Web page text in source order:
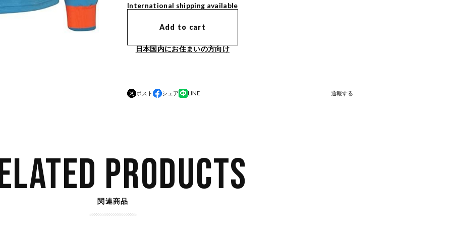
International shipping available
Add to cart
日本国内にお住まいの方向け
ポスト シェア LINE 通報する
PRODUCTS
関連商品